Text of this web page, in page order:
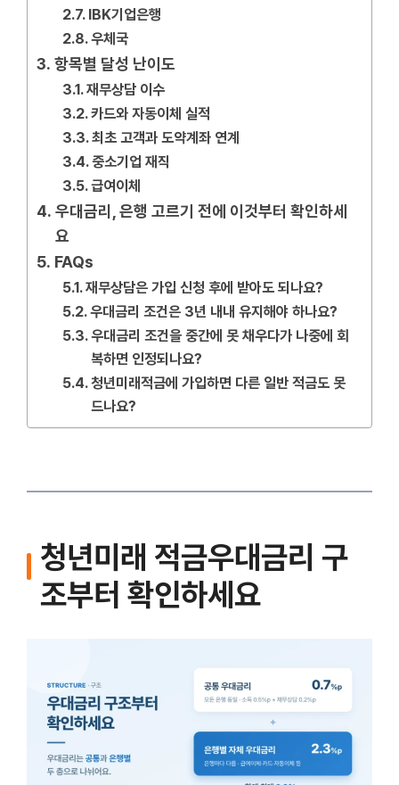
IBK기업은행
우체국
항목별 달성 난이도
재무상담 이수
카드와 자동이체 실적
최초 고객과 도약계좌 연계
중소기업 재직
급여이체
우대금리, 은행 고르기 전에 이것부터 확인하세
요
FAQs
재무상담은 가입 신청 후에 받아도 되나요?
우대금리 조건은 3년 내내 유지해야 하나요?
우대금리 조건을 중간에 못 채우다가 나중에 회
복하면 인정되나요?
청년미래적금에 가입하면 다른 일반 적금도 못
드나요?
청년미래 적금우대금리 구
조부터 확인하세요